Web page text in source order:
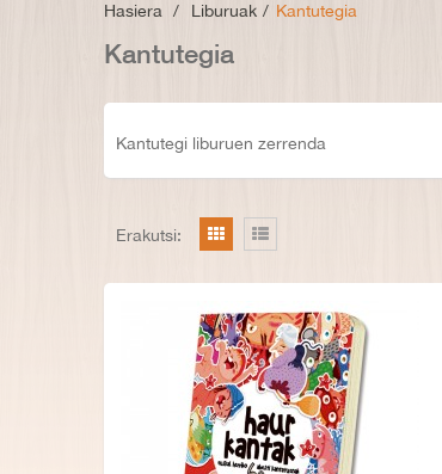
Hasiera > Liburuak > Kantutegia
Kantutegia
Kantutegi liburuen zerrenda
Erakutsi: